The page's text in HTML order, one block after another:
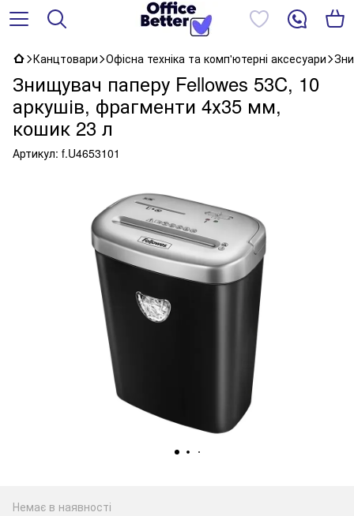
Канцтовари Офісна техніка та комп'ютерні аксесуари
Знищувач паперу Fellowes 53C, 10
аркушів, фрагменти 4х35 мм,
кошик 23 л
Артикул: f.U4653101
Немає в наявності